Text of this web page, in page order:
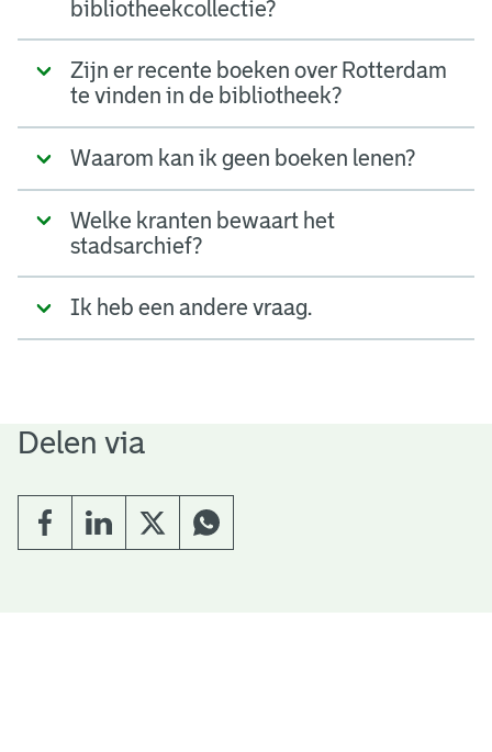
bibliotheekcollectie?
Zijn er recente boeken over Rotterdam
te vinden in de bibliotheek?
Waarom kan ik geen boeken lenen?
Welke kranten bewaart het
stadsarchief?
Ik heb een andere vraag.
Delen via